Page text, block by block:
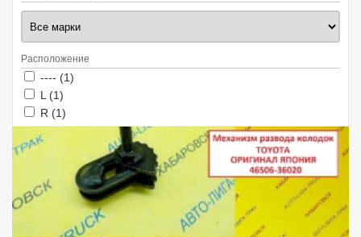
Расположение
Apply ---- filter
---- (1)
Apply L filter
L (1)
Apply R filter
R (1)